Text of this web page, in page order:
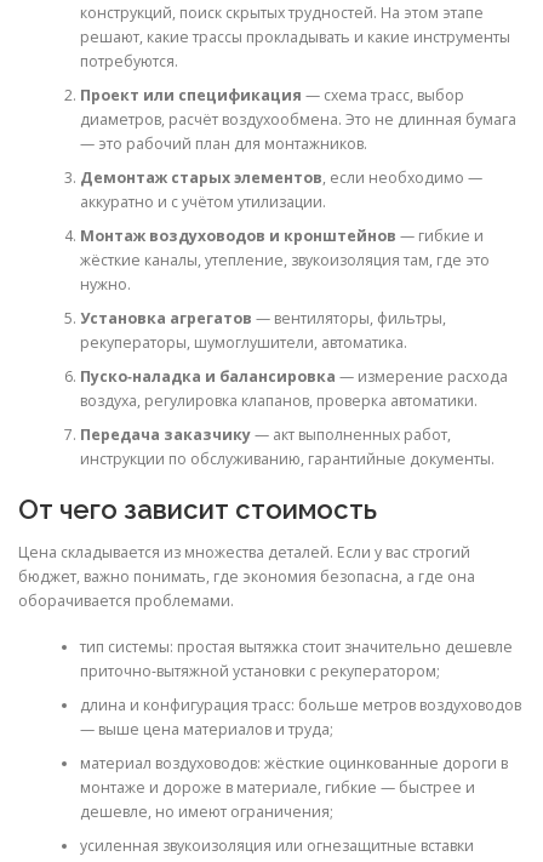
конструкций, поиск скрытых трудностей. На этом этапе
решают, какие трассы прокладывать и какие инструменты
потребуются.
Проект или спецификация — схема трасс, выбор
диаметров, расчёт воздухообмена. Это не длинная бумага
— это рабочий план для монтажников.
Демонтаж старых элементов, если необходимо —
аккуратно и с учётом утилизации.
Монтаж воздуховодов и кронштейнов — гибкие и
жёсткие каналы, утепление, звукоизоляция там, где это
нужно.
Установка агрегатов — вентиляторы, фильтры,
рекуператоры, шумоглушители, автоматика.
Пуско‑наладка и балансировка — измерение расхода
воздуха, регулировка клапанов, проверка автоматики.
Передача заказчику— акт выполненных работ,
инструкции по обслуживанию, гарантийные документы.
От чего зависит стоимость
Цена складывается из множества деталей. Если у вас строгий
бюджет, важно понимать, где экономия безопасна, а где она
оборачивается проблемами.
тип системы: простая вытяжка стоит значительно дешевле
приточно‑вытяжной установки с рекуператором;
длина и конфигурация трасс: больше метров воздуховодов
— выше цена материалов и труда;
материал воздуховодов: жёсткие оцинкованные дороги в
монтаже и дороже в материале, гибкие — быстрее и
дешевле, но имеют ограничения;
усиленная звукоизоляция или огнезащитные вставки